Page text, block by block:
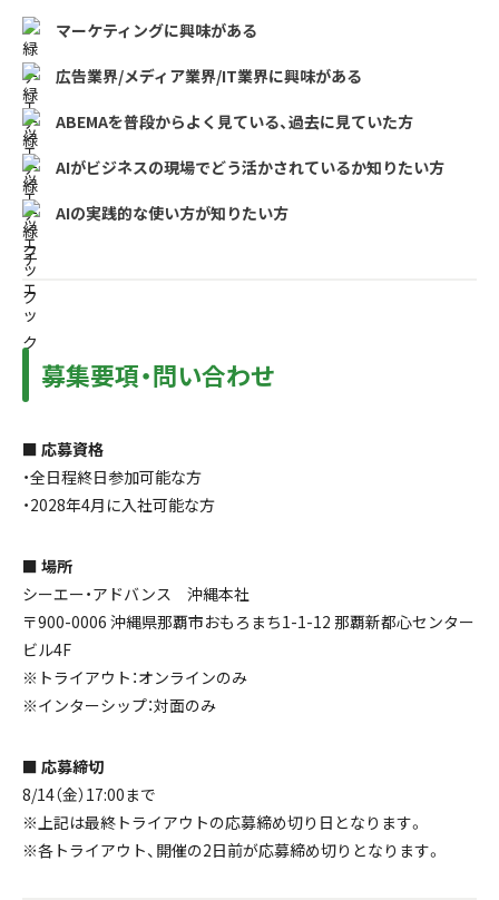
マーケティングに興味がある
広告業界/メディア業界/IT業界に興味がある
ABEMAを普段からよく見ている、過去に見ていた方
AIがビジネスの現場でどう活かされているか知りたい方
AIの実践的な使い方が知りたい方
募集要項・問い合わせ
■ 応募資格
・全日程終日参加可能な方
・2028年4月に入社可能な方
■ 場所
シーエー・アドバンス 沖縄本社
〒900-0006 沖縄県那覇市おもろまち1-1-12 那覇新都心センター
ビル4F
※トライアウト：オンラインのみ
※インターシップ：対面のみ
■ 応募締切
8/14（金）17:00まで
※上記は最終トライアウトの応募締め切り日となります。
※各トライアウト、開催の2日前が応募締め切りとなります。